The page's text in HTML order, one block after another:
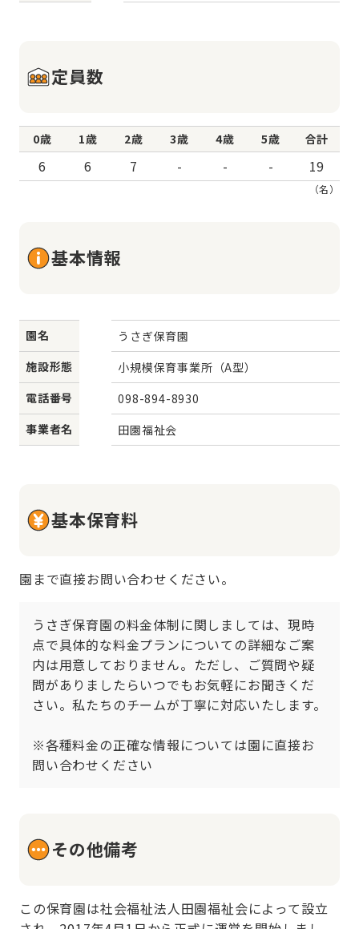
定員数
0歳 1歳 2歳 3歳 4歳 5歳 合計
6 6 7 - - - 19
（名）
基本情報
園名
うさぎ保育園
施設形態
小規模保育事業所（A型）
電話番号
098-894-8930
事業者名
田園福祉会
基本保育料
園まで直接お問い合わせください。
うさぎ保育園の料金体制に関しましては、現時
点で具体的な料金プランについての詳細なご案
内は用意しておりません。ただし、ご質問や疑
問がありましたらいつでもお気軽にお聞きくだ
さい。私たちのチームが丁寧に対応いたします。
※各種料金の正確な情報については園に直接お
問い合わせください
その他備考
この保育園は社会福祉法人田園福祉会によって設立